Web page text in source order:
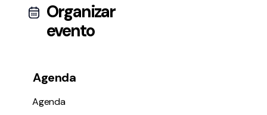
Organizar
evento
Agenda
Agenda